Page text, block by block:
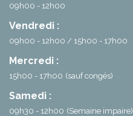
09h00 - 12h00
Vendredi :
09h00 - 12h00 15h00 - 17h00
Mercredi :
15h00 - 17h00 (sauf congés)
Samedi :
09h30 - 12h00 (Semaine impaire)